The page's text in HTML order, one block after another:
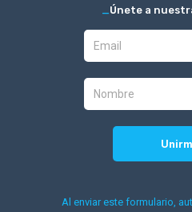
_Únete a
Al enviar este formulario,